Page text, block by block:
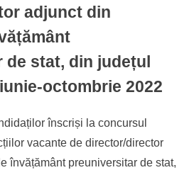
adjunct din
de stat, din județul
octombrie 2022
înscriși la concursul
vacante de director/director
învățământ preuniversitar de stat,